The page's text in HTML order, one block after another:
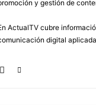
y gestión de
ActualTV cubre
digital